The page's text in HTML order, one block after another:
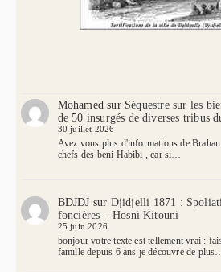
Mohamedsur Séquestre sur les
de 50 insurgés de diverses tribus
30 juillet 2026
Avez vous plus d'informations de
chefs des beni Habibi , car si…
BDJDJ sur Djidjelli 1871 :
foncières – Hosni Kitouni
25 juin 2026
bonjour votre texte est tellement vrai :
famille depuis 6 ans je découvre de